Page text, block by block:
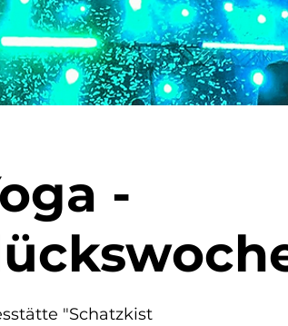
-
"Schatzkist